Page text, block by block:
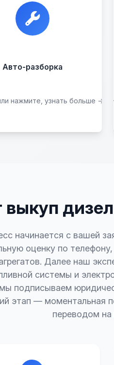
Авто-разборка
нажмите, узнать больше →
автомобилей для
на запчасти в
любом состоянии.
на разборку
начинается с вашей
оценку по
Далее наш
системы и
подписываем
этап — моментальная
переводом на